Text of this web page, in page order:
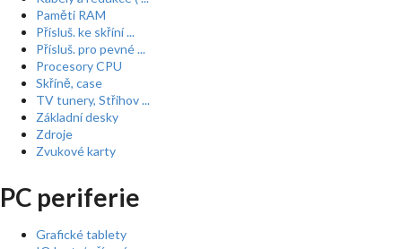
Paměti RAM
Přísluš. ke skříní ...
Přísluš. pro pevné ...
Procesory CPU
Skříně, case
TV tunery, Střihov ...
Základní desky
Zdroje
Zvukové karty
PC periferie
Grafické tablety